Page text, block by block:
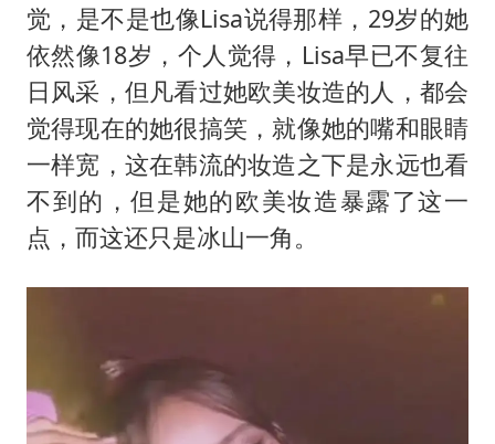
觉，是不是也像Lisa说得那样，29岁的她
依然像18岁，个人觉得，Lisa早已不复往
日风采，但凡看过她欧美妆造的人，都会
觉得现在的她很搞笑，就像她的嘴和眼睛
一样宽，这在韩流的妆造之下是永远也看
不到的，但是她的欧美妆造暴露了这一
点，而这还只是冰山一角。